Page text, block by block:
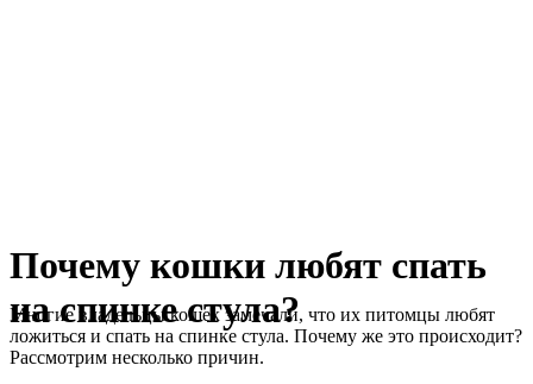
Почему кошки любят спать
на спинке стула?
Многие владельцы кошек замечали, что их питомцы любят
ложиться и спать на спинке стула. Почему же это происходит?
Рассмотрим несколько причин.